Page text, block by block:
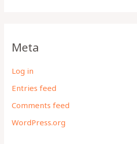
Meta
Log in
Entries feed
Comments feed
WordPress.org